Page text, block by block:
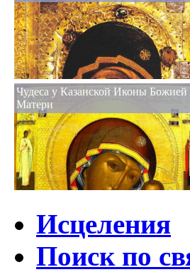
Чудеса у Казанской Иконы Божией
Матери
Исцеления
Поиск по